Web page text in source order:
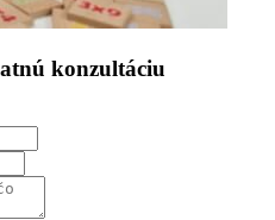
konzultáciu